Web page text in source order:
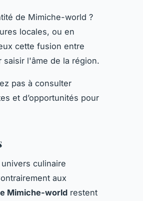
de Mimiche-world ?
locales, ou en
cette fusion entre
l'âme de la région.
pas à consulter
et d’opportunités pour
culinaire
aux
Mimiche-world restent